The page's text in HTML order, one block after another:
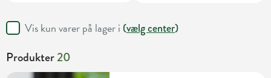
Vis kun varer på lager i (vælg center)
Produkter20